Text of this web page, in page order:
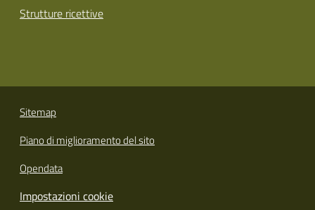
Strutture ricettive
Sitemap
Piano di miglioramento del sito
Opendata
Impostazioni cookie